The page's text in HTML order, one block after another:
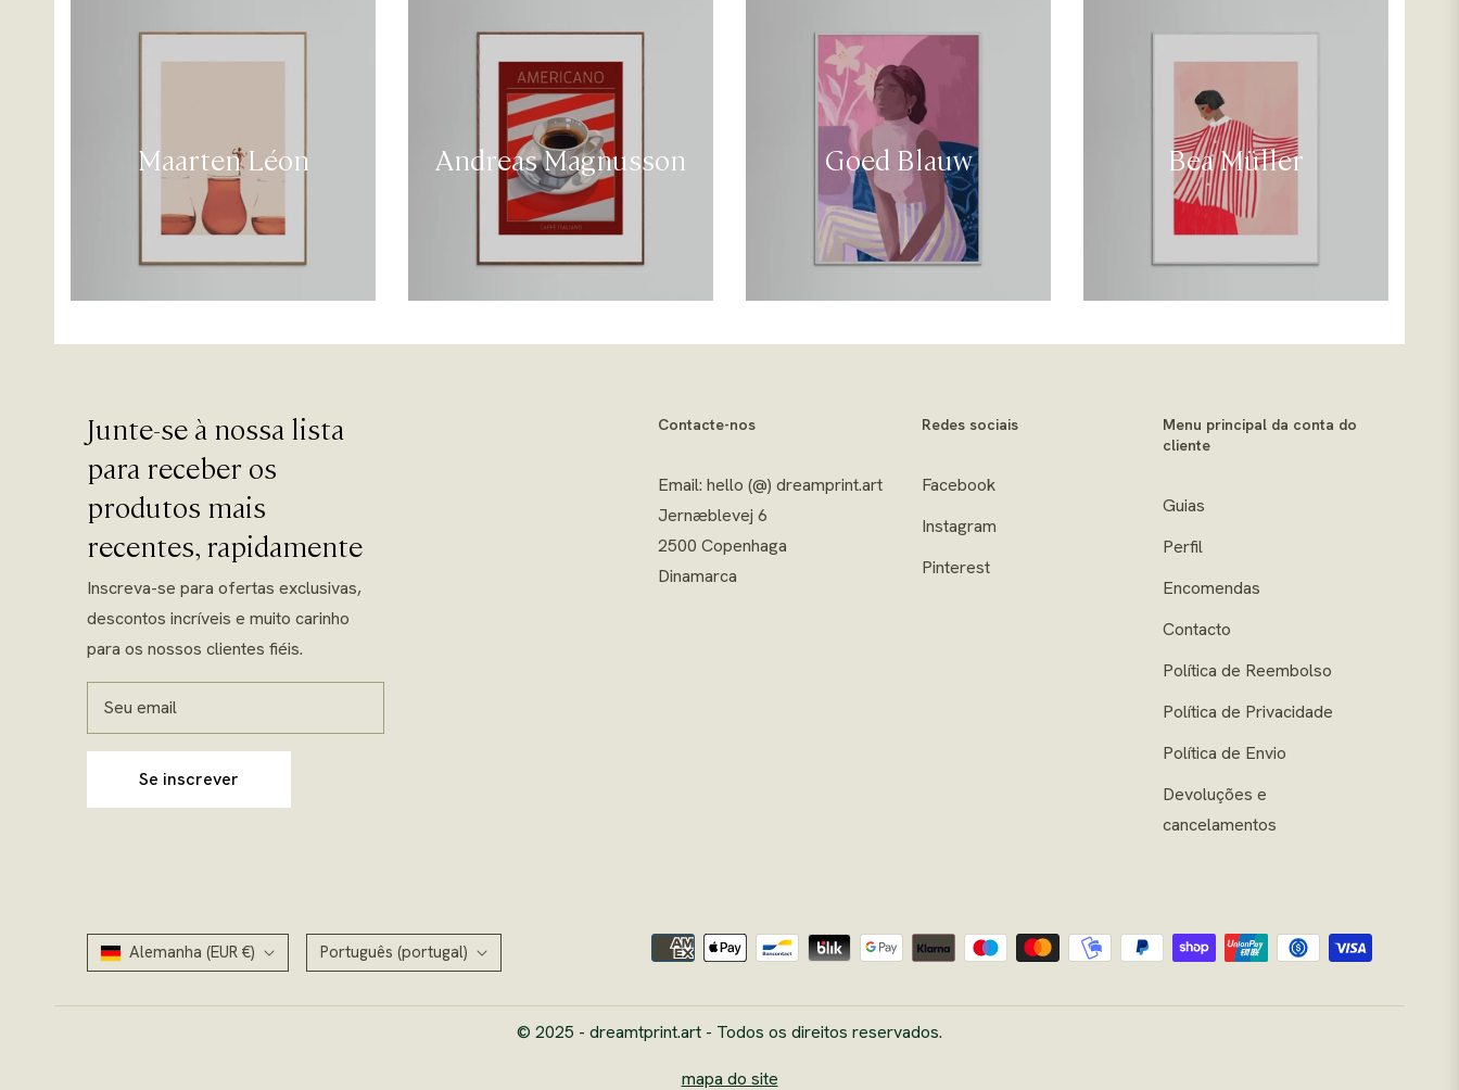
Maarten Léon Andreas Magnusson Goed Blauw Bea Müller
Junte-se à nossa lista
para receber os
produtos mais
recentes, rapidamente
Inscreva-se para ofertas exclusivas,
descontos incríveis e muito carinho
para os nossos clientes fiéis.
Seu email
Se inscrever
Contacte-nos
Email: hello (@) dreamprint.art
Jernæblevej 6
2500 Copenhaga
Dinamarca
Redes sociais
Facebook
Instagram
Pinterest
Menu principal da conta do
cliente
Guias
Perfil
Encomendas
Contacto
Política de Reembolso
Política de Privacidade
Política de Envio
Devoluções e
cancelamentos
Alemanha (EUR €) Português (portugal)
© 2025 - dreamtprint.art - Todos os direitos reservados.
mapa do site